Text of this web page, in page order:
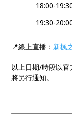
18:00-
19:30-
📍線上直播： 新楓
以上日期/時段以官
將另行通知。